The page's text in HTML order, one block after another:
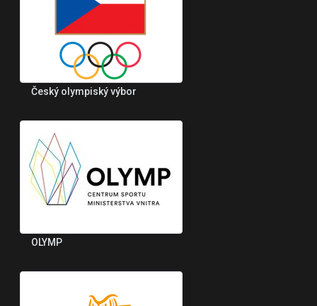
Český olympiský výbor
OLYMP